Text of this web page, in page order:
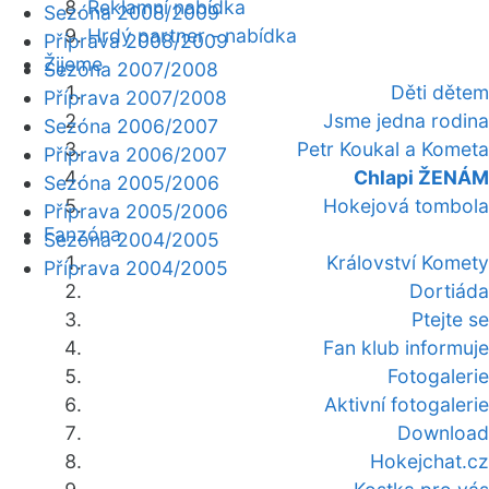
Reklamní nabídka
Hrdý partner - nabídka
Žijeme
Děti dětem
Jsme jedna rodina
Petr Koukal a Kometa
Chlapi ŽENÁM
Hokejová tombola
Fanzóna
Království Komety
Dortiáda
Ptejte se
Fan klub informuje
Fotogalerie
Aktivní fotogalerie
Download
Hokejchat.cz
Sezóna 2008/2009
Příprava 2008/2009
Sezóna 2007/2008
Příprava 2007/2008
Sezóna 2006/2007
Příprava 2006/2007
Sezóna 2005/2006
Příprava 2005/2006
Sezóna 2004/2005
Příprava 2004/2005